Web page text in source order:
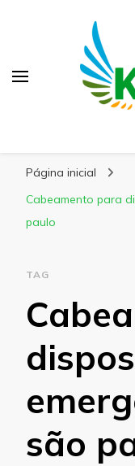
Página inicial
Cabeamento para
paulo
TAG
são